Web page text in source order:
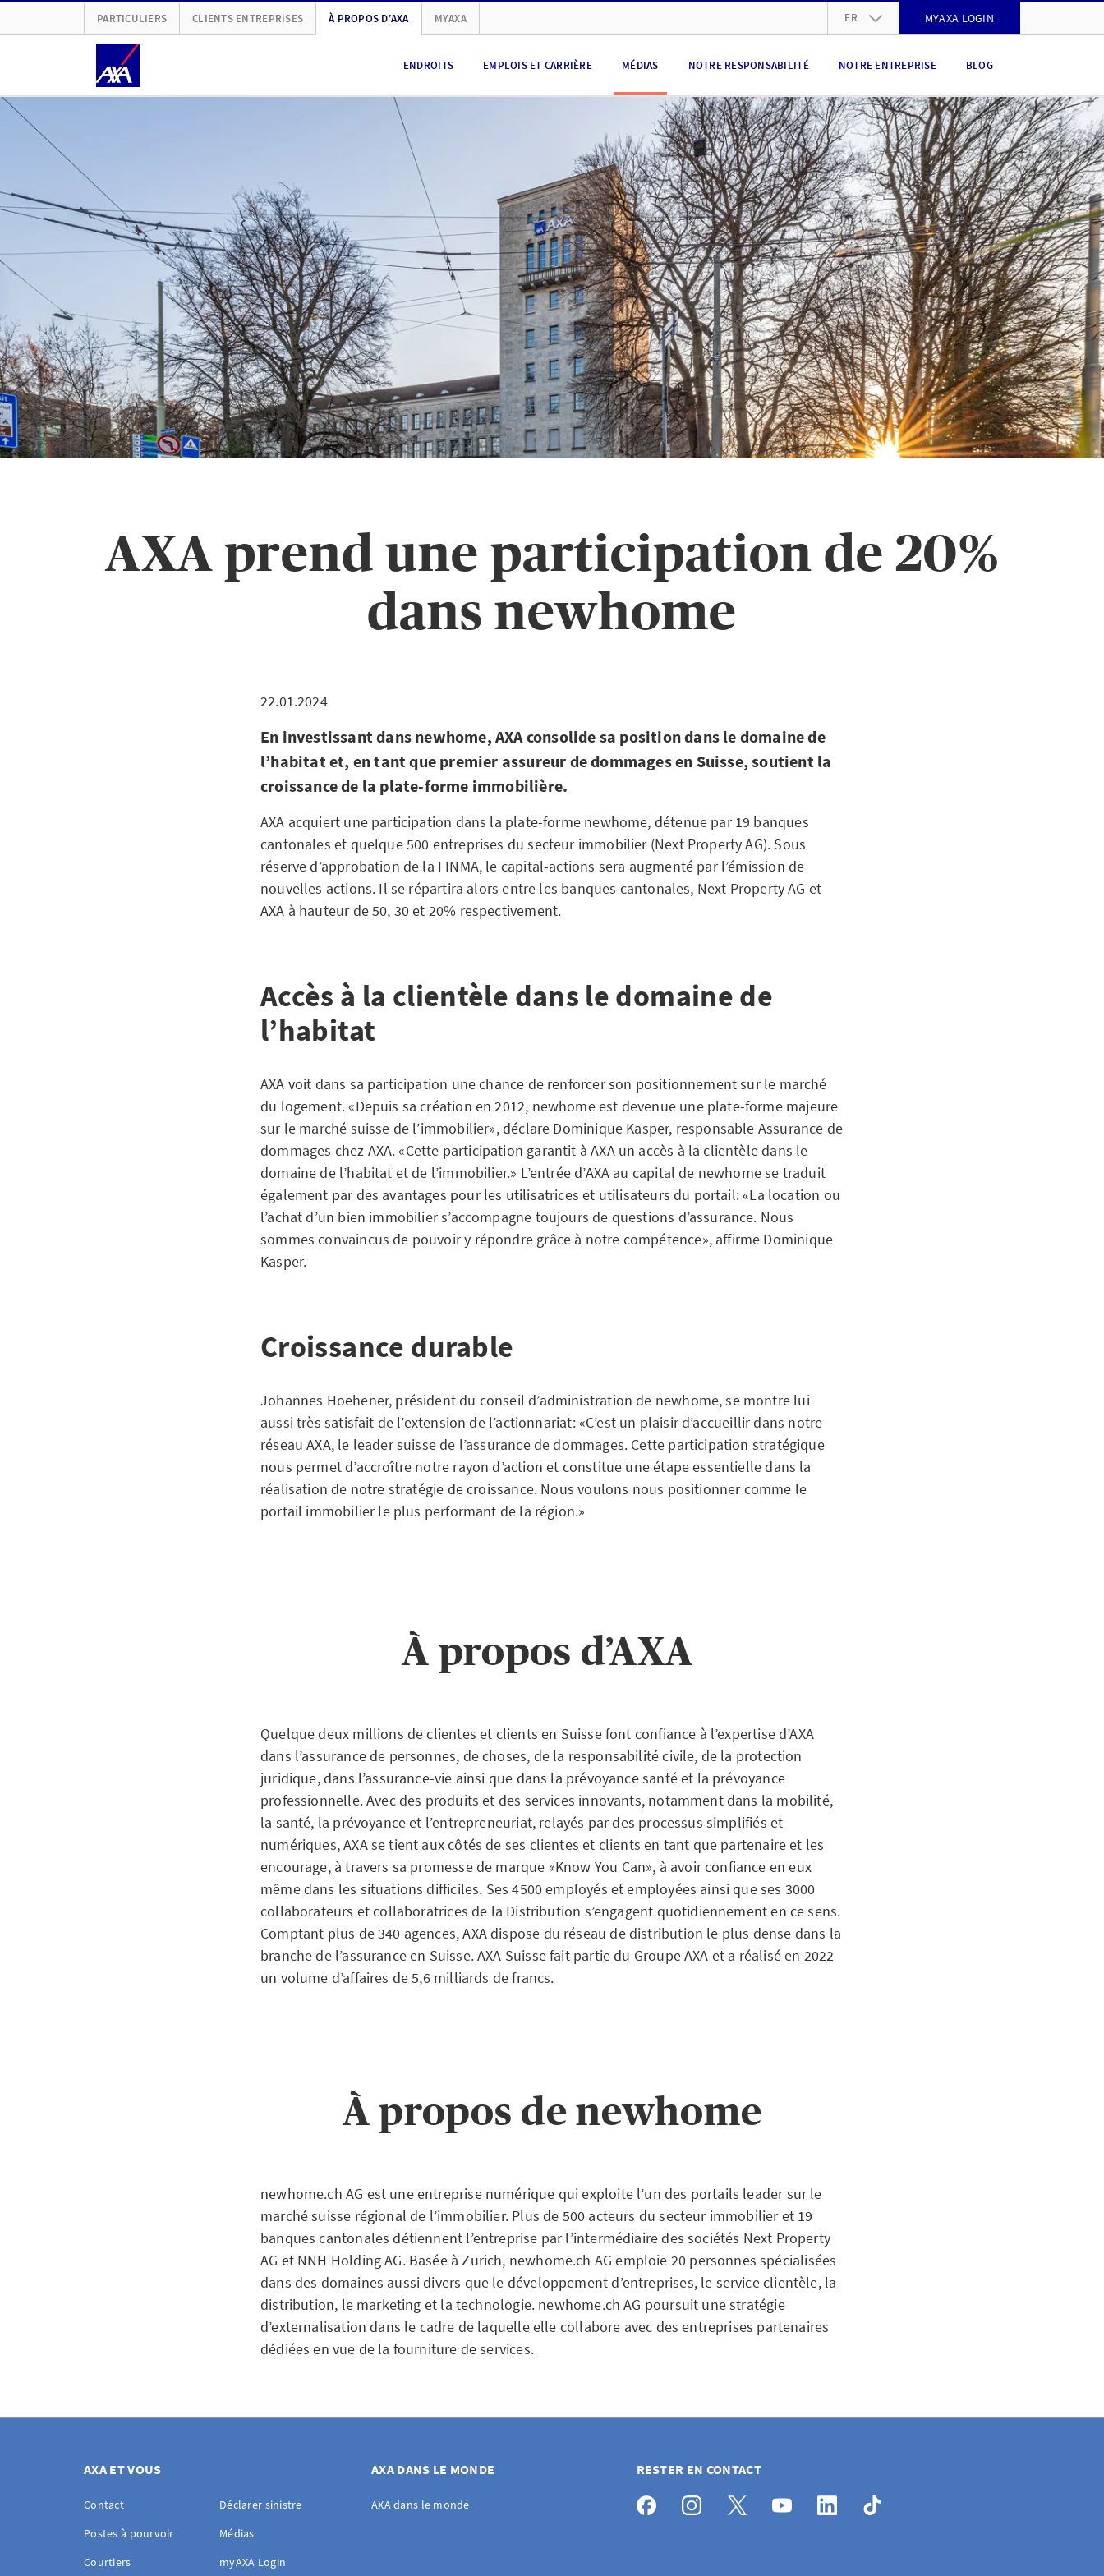
PARTICULIERS CLIENTS ENTREPRISES À PROPOS D’AXA MYAXA FR
IT
EN
MYAXA LOGIN
ENDROITS EMPLOIS ET CARRIÈRE MÉDIAS NOTRE RESPONSABILITÉ NOTRE ENTREPRISE BLOG
AXA prend une participation de 20%
dans newhome
22.01.2024
En investissant dans newhome, AXA consolide sa position dans le domaine de
l’habitat et, en tant que premier assureur de dommages en Suisse, soutient la
croissance de la plate-forme immobilière.
AXA acquiert une participation dans la plate-forme newhome, détenue par 19 banques
cantonales et quelque 500 entreprises du secteur immobilier (Next Property AG). Sous
réserve d’approbation de la FINMA, le capital-actions sera augmenté par l’émission de
nouvelles actions. Il se répartira alors entre les banques cantonales, Next Property AG et
AXA à hauteur de 50, 30 et 20% respectivement.
Accès à la clientèle dans le domaine de
l’habitat
AXA voit dans sa participation une chance de renforcer son positionnement sur le marché
du logement. «Depuis sa création en 2012, newhome est devenue une plate-forme majeure
sur le marché suisse de l’immobilier», déclare Dominique Kasper, responsable Assurance de
dommages chez AXA. «Cette participation garantit à AXA un accès à la clientèle dans le
domaine de l’habitat et de l’immobilier.» L’entrée d’AXA au capital de newhome se traduit
également par des avantages pour les utilisatrices et utilisateurs du portail: «La location ou
l’achat d’un bien immobilier s’accompagne toujours de questions d’assurance. Nous
sommes convaincus de pouvoir y répondre grâce à notre compétence», affirme Dominique
Kasper.
Croissance durable
Johannes Hoehener, président du conseil d’administration de newhome, se montre lui
aussi très satisfait de l’extension de l’actionnariat: «C’est un plaisir d’accueillir dans notre
réseau AXA, le leader suisse de l’assurance de dommages. Cette participation stratégique
nous permet d’accroître notre rayon d’action et constitue une étape essentielle dans la
réalisation de notre stratégie de croissance. Nous voulons nous positionner comme le
portail immobilier le plus performant de la région.»
À propos d’AXA
Quelque deux millions de clientes et clients en Suisse font confiance à l’expertise d’AXA
dans l’assurance de personnes, de choses, de la responsabilité civile, de la protection
juridique, dans l’assurance-vie ainsi que dans la prévoyance santé et la prévoyance
professionnelle. Avec des produits et des services innovants, notamment dans la mobilité,
la santé, la prévoyance et l’entrepreneuriat, relayés par des processus simplifiés et
numériques, AXA se tient aux côtés de ses clientes et clients en tant que partenaire et les
encourage, à travers sa promesse de marque «Know You Can», à avoir confiance en eux
même dans les situations difficiles. Ses 4500 employés et employées ainsi que ses 3000
collaborateurs et collaboratrices de la Distribution s’engagent quotidiennement en ce sens.
Comptant plus de 340 agences, AXA dispose du réseau de distribution le plus dense dans la
branche de l’assurance en Suisse. AXA Suisse fait partie du Groupe AXA et a réalisé en 2022
un volume d’affaires de 5,6 milliards de francs.
À propos de newhome
newhome.ch AG est une entreprise numérique qui exploite l’un des portails leader sur le
marché suisse régional de l’immobilier. Plus de 500 acteurs du secteur immobilier et 19
banques cantonales détiennent l’entreprise par l’intermédiaire des sociétés Next Property
AG et NNH Holding AG. Basée à Zurich, newhome.ch AG emploie 20 personnes spécialisées
dans des domaines aussi divers que le développement d’entreprises, le service clientèle, la
distribution, le marketing et la technologie. newhome.ch AG poursuit une stratégie
d’externalisation dans le cadre de laquelle elle collabore avec des entreprises partenaires
dédiées en vue de la fourniture de services.
AXA ET VOUS
Contact
Déclarer sinistre
Postes à pourvoir
Médias
Courtiers
myAXA Login
AXA DANS LE MONDE
AXA dans le monde
RESTER EN CONTACT